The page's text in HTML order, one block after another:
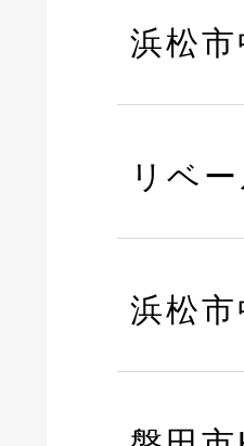
浜松
リベ
浜松